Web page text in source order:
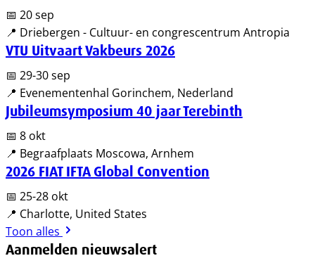
📅 20 sep
📍 Driebergen - Cultuur- en congrescentrum Antropia
VTU Uitvaart Vakbeurs 2026
📅 29-30 sep
📍 Evenementenhal Gorinchem, Nederland
Jubileumsymposium 40 jaar Terebinth
📅 8 okt
📍 Begraafplaats Moscowa, Arnhem
2026 FIAT IFTA Global Convention
📅 25-28 okt
📍 Charlotte, United States
Toon alles
Aanmelden nieuwsalert